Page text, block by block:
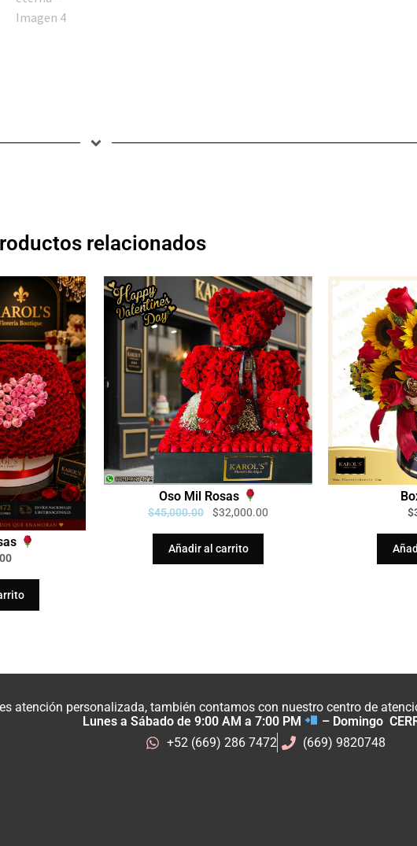
relacionados
Oso Mil Rosas
$45,000.00 $32,000.00
Añadir al carrito
$
atención personalizada, también contamos con nuestro centro de
Lunes a Sábado de 9:00 AM a 7:00 PM
– Domingo
+52 (669) 286 7472
(669) 9820748